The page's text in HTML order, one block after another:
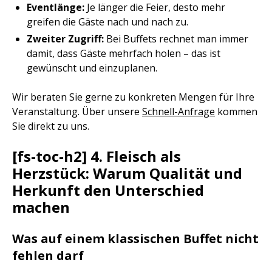
Eventlänge: Je länger die Feier, desto mehr
greifen die Gäste nach und nach zu.
Zweiter Zugriff: Bei Buffets rechnet man immer
damit, dass Gäste mehrfach holen – das ist
gewünscht und einzuplanen.
Wir beraten Sie gerne zu konkreten Mengen für Ihre
Veranstaltung. Über unsere Schnell-Anfrage kommen
Sie direkt zu uns.
[fs-toc-h2] 4. Fleisch als
Herzstück: Warum Qualität und
Herkunft den Unterschied
machen
Was auf einem klassischen Buffet nicht
fehlen darf